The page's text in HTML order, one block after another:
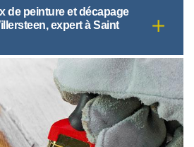
de peinture et décapage
expert à Saint